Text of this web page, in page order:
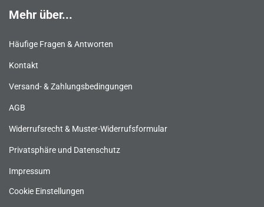
Mehr über...
Häufige Fragen & Antworten
Kontakt
Versand- & Zahlungsbedingungen
AGB
Widerrufsrecht & Muster-Widerrufsformular
Privatsphäre und Datenschutz
Impressum
Cookie Einstellungen